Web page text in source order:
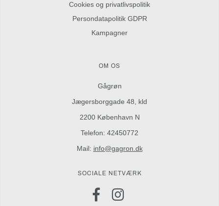
Cookies og privatlivspolitik
Persondatapolitik GDPR
Kampagner
OM OS
Gågrøn
Jægersborggade 48, kld
2200 København N
Telefon: 42450772
Mail: info@gagron.dk
SOCIALE NETVÆRK